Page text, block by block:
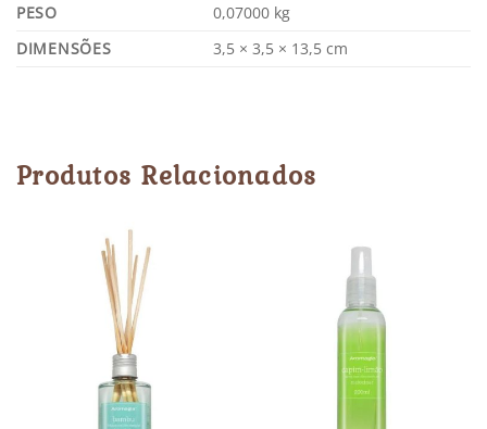
PESO
0,07000 kg
DIMENSÕES
3,5 × 3,5 × 13,5 cm
Produtos Relacionados